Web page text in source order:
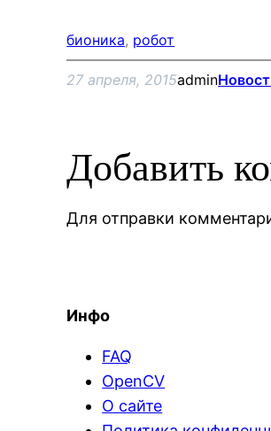
бионика, робот
27 апреля, 2015admin
Добавить
Для отправки
Инфо
FAQ
OpenCV
О сайте